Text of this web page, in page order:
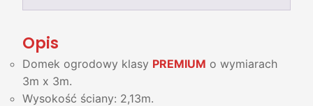
Opis
Domek ogrodowy klasy PREMIUM o wymiarach
3m x 3m.
Wysokość ściany: 2,13m.